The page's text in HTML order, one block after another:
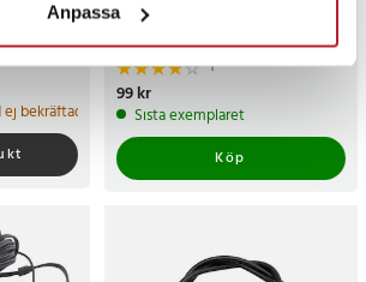
Anpassa
bekräftad.
C till 3,5mm - Svart
1
Pris:
99 kr
Sista exemplaret
Köp